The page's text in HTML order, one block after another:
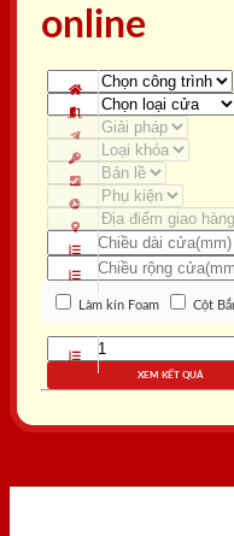
online
Làm kín Foam Cột
XEM KẾT QUẢ